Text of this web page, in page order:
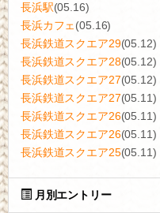
長浜駅(05.16)
長浜カフェ(05.16)
長浜鉄道スクエア29(05.12)
長浜鉄道スクエア28(05.12)
長浜鉄道スクエア27(05.12)
長浜鉄道スクエア27(05.11)
長浜鉄道スクエア26(05.11)
長浜鉄道スクエア26(05.11)
長浜鉄道スクエア25(05.11)
月別エントリー